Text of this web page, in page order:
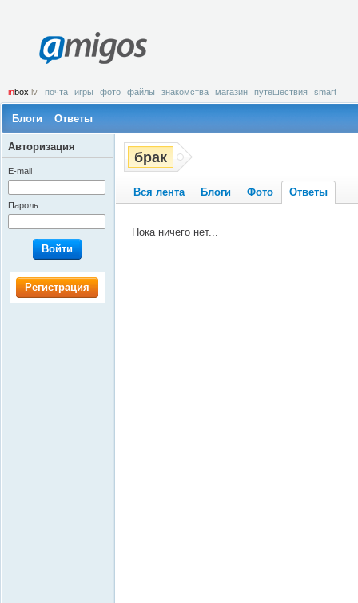
amigos
inbox .lv почта игры фото файлы знакомства магазин путешествия smart
Блоги Ответы
брак
Вся лента Блоги Фото Ответы
Пока ничего нет...
Авторизация
E-mail
Пароль
Войти
Регистрация